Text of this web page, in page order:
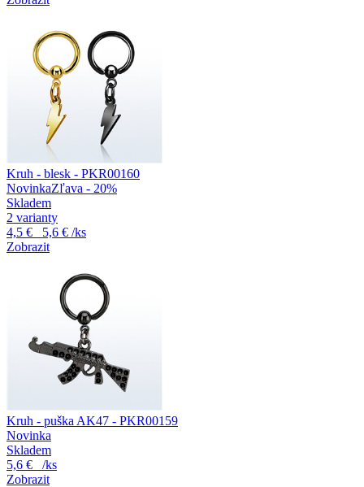
Kruh - blesk - PKR00160
NovinkaZľava - 20%
Skladem
2 varianty
4,5 €
5,6 € /ks
Zobrazit
Kruh - puška AK47 - PKR00159
Novinka
Skladem
5,6 €
/ks
Zobrazit